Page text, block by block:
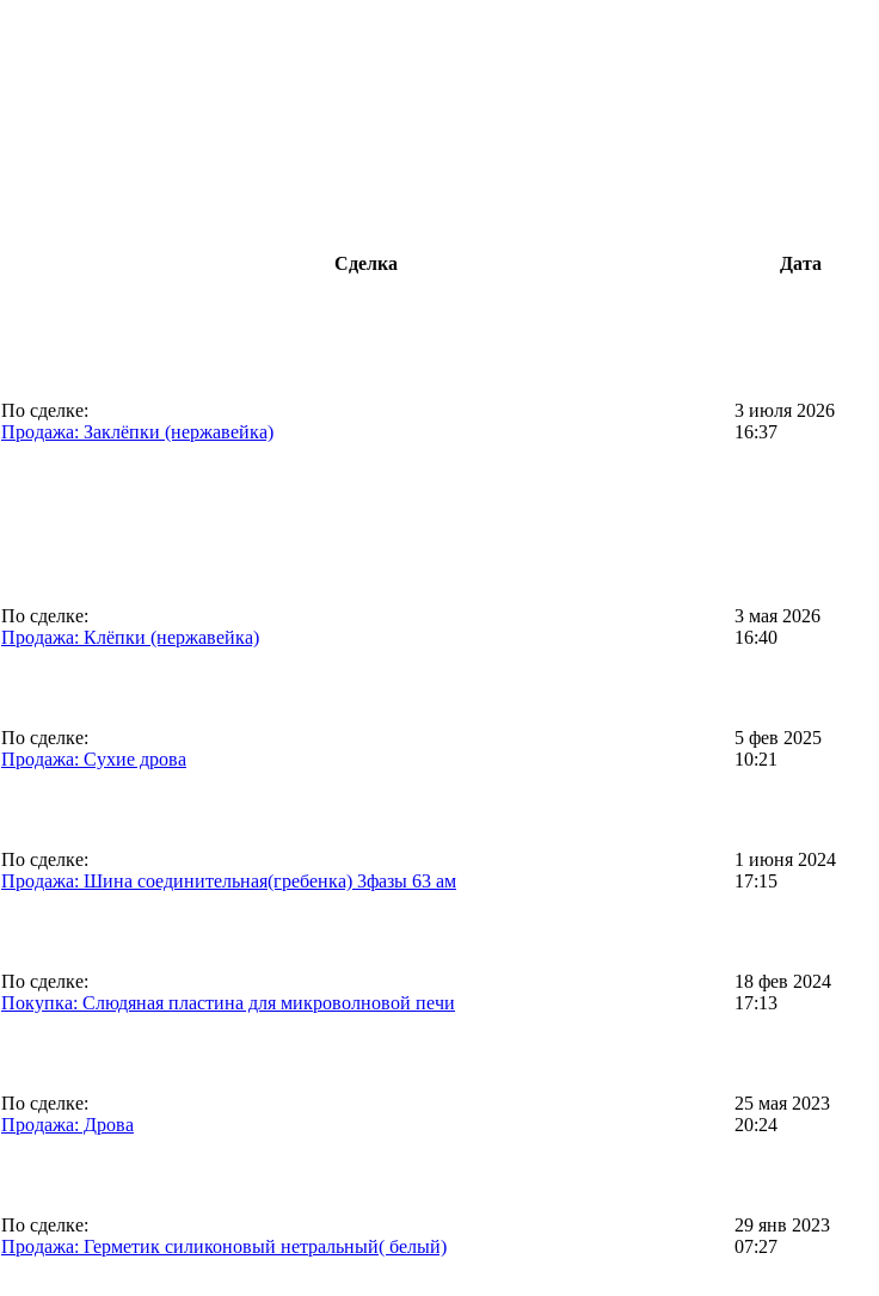
Сделка Дата
По сделке:
Продажа: Заклёпки (нержавейка)
3 июля 2026
16:37
По сделке:
Продажа: Клёпки (нержавейка)
3 мая 2026
16:40
По сделке:
Продажа: Сухие дрова
5 фев 2025
10:21
По сделке:
Продажа: Шина соединительная(гребенка) 3фазы 63 ам
1 июня 2024
17:15
По сделке:
Покупка: Слюдяная пластина для микроволновой печи
18 фев 2024
17:13
По сделке:
Продажа: Дрова
25 мая 2023
20:24
По сделке:
Продажа: Герметик силиконовый нетральный( белый)
29 янв 2023
07:27